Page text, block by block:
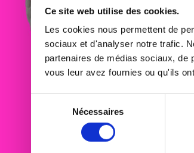
Ce site web utilise des cookies.
Les cookies nous permettent de
sociaux et d'analyser notre trafic.
partenaires de médias sociaux, de
vous leur avez fournies ou qu'ils
consentement
Nécessaires